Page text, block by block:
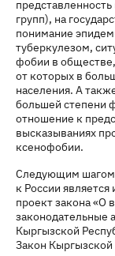
групп), на
понимание
туберкулезом,
фобии в
от которых в
населения. А
большей степени
отношение к
высказываниях
ксенофобии.
Следующим шагом
к России
проект закона «О
законодательные
Кыргызской
Закон Кыргызской